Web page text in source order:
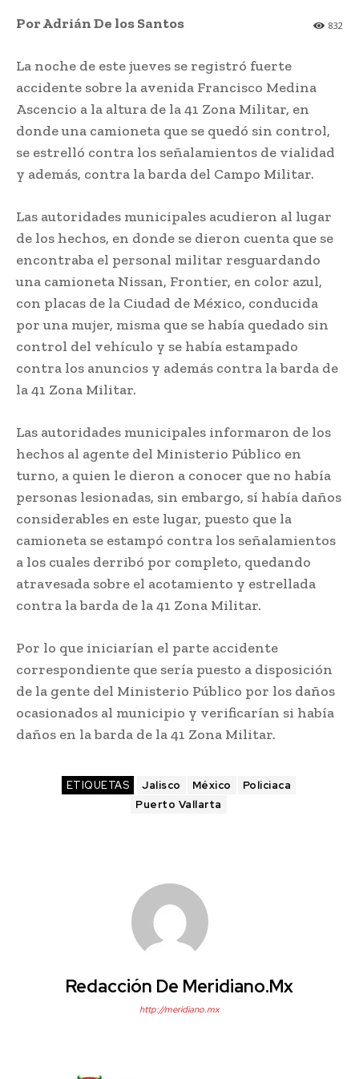
832
Por Adrián De los Santos
La noche de este jueves se registró fuerte
accidente sobre la avenida Francisco Medina
Ascencio a la altura de la 41 Zona Militar, en
donde una camioneta que se quedó sin control,
se estrelló contra los señalamientos de vialidad
y además, contra la barda del Campo Militar.
Las autoridades municipales acudieron al lugar
de los hechos, en donde se dieron cuenta que se
encontraba el personal militar resguardando
una camioneta Nissan, Frontier, en color azul,
con placas de la Ciudad de México, conducida
por una mujer, misma que se había quedado sin
control del vehículo y se había estampado
contra los anuncios y además contra la barda de
la 41 Zona Militar.
Las autoridades municipales informaron de los
hechos al agente del Ministerio Público en
turno, a quien le dieron a conocer que no había
personas lesionadas, sin embargo, sí había daños
considerables en este lugar, puesto que la
camioneta se estampó contra los señalamientos
a los cuales derribó por completo, quedando
atravesada sobre el acotamiento y estrellada
contra la barda de la 41 Zona Militar.
Por lo que iniciarían el parte accidente
correspondiente que sería puesto a disposición
de la gente del Ministerio Público por los daños
ocasionados al municipio y verificarían si había
daños en la barda de la 41 Zona Militar.
ETIQUETAS Jalisco México
Policiaca
Puerto Vallarta
Redacción De Meridiano.mx
http://meridiano.mx